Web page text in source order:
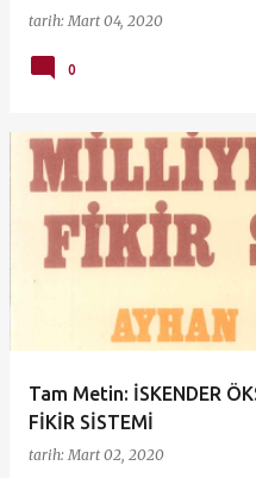
tarih:Mart 04, 2020
0
Tam Metin: İSKENDER
FİKİR SİSTEMİ
tarih:Mart 02, 2020